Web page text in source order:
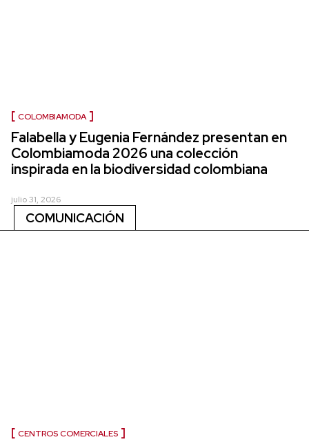
COLOMBIAMODA
Falabella y Eugenia Fernández presentan en
Colombiamoda 2026 una colección
inspirada en la biodiversidad colombiana
julio 31, 2026
COMUNICACIÓN
CENTROS COMERCIALES